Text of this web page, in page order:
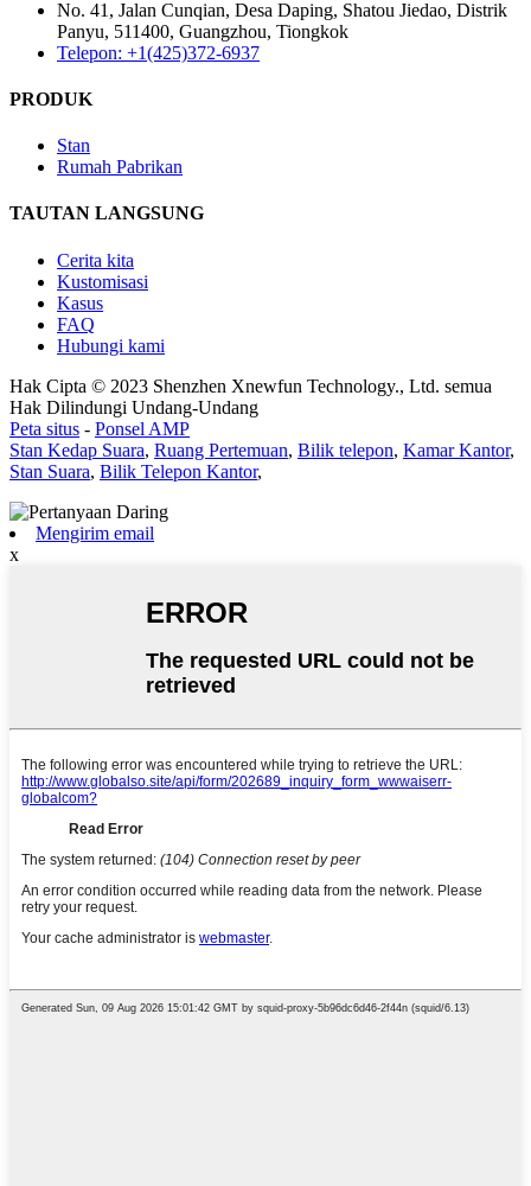
No. 41, Jalan Cunqian, Desa Daping, Shatou Jiedao, Distrik
Panyu, 511400, Guangzhou, Tiongkok
Telepon: +1(425)372-6937
PRODUK
Stan
Rumah Pabrikan
TAUTAN LANGSUNG
Cerita kita
Kustomisasi
Kasus
FAQ
Hubungi kami
Hak Cipta © 2023 Shenzhen Xnewfun Technology., Ltd. semua
Hak Dilindungi Undang-Undang
Peta situs - Ponsel AMP
Stan Kedap Suara, Ruang Pertemuan, Bilik telepon, Kamar Kantor,
Stan Suara, Bilik Telepon Kantor,
Mengirim email
x